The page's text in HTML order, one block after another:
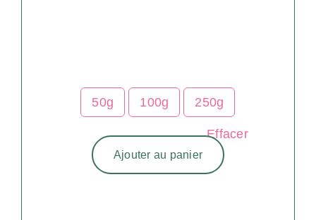
50g 100g 250g
Effacer
Ajouter au panier